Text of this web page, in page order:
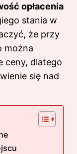
opłacenia
stania w
że przy
można
ceny, dlatego
się nad